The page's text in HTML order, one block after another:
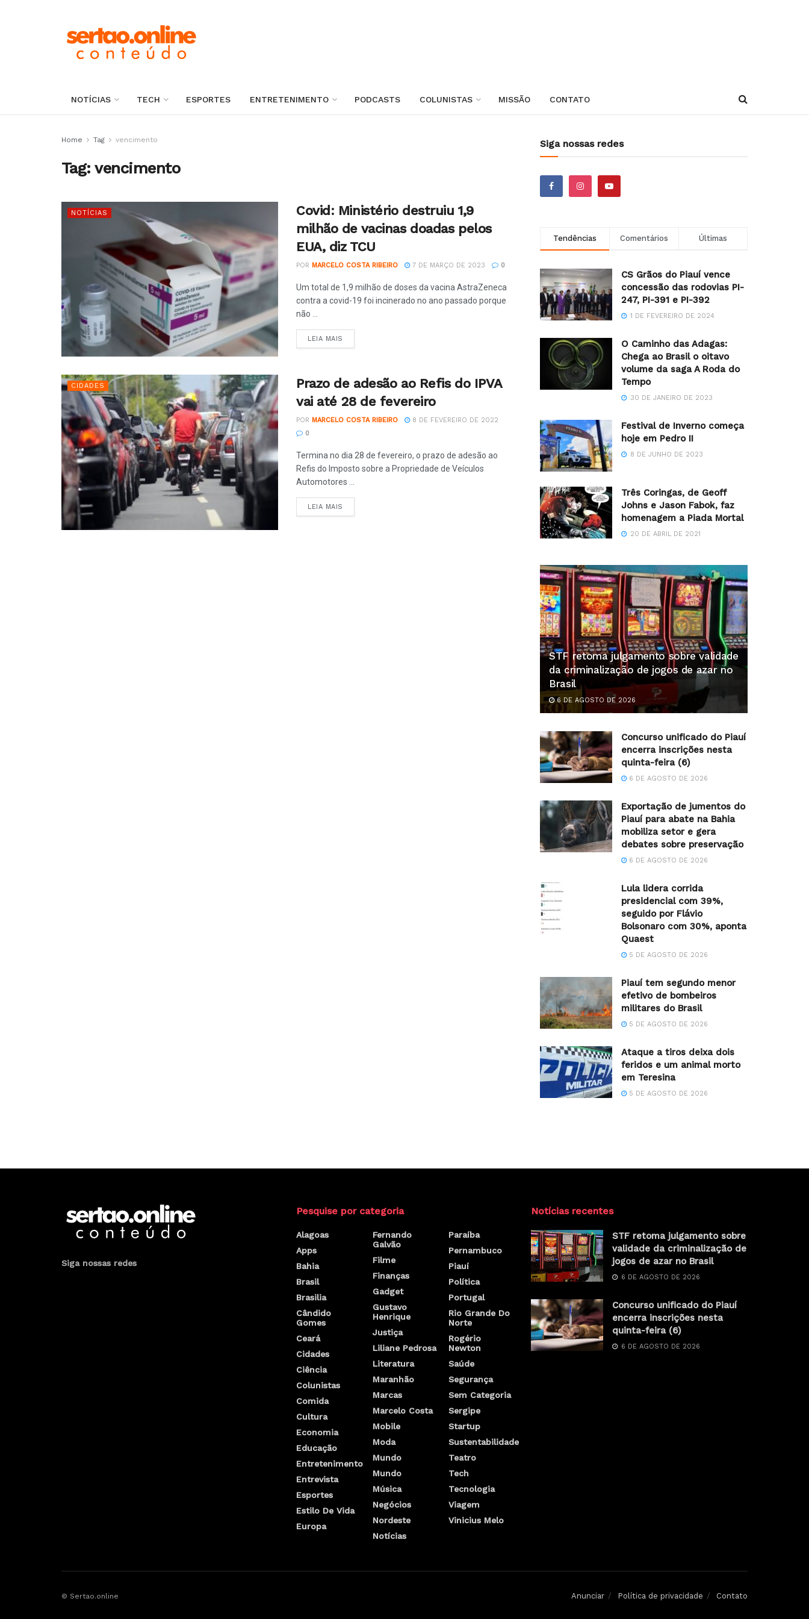
NOTÍCIAS TECH ESPORTES ENTRETENIMENTO PODCASTS COLUNISTAS MISSÃO CONTATO
Home Tag vencimento
Tag:vencimento
NOTÍCIAS
Covid: Ministério destruiu 1,9
milhão de vacinas doadas pelos
EUA, diz TCU
POR MARCELO COSTA RIBEIRO 7 DE MARÇO DE 2023 0
Um total de 1,9 milhão de doses da vacina AstraZeneca
contra a covid-19 foi incinerado no ano passado porque
não ...
LEIA MAIS
CIDADES
Prazo de adesão ao Refis do IPVA
vai até 28 de fevereiro
POR MARCELO COSTA RIBEIRO
8 DE FEVEREIRO DE 2022
0
Termina no dia 28 de fevereiro, o prazo de adesão ao
Refis do Imposto sobre a Propriedade de Veículos
Automotores ...
LEIA MAIS
Siga nossas redes
Tendências Comentários Últimas
CS Grãos do Piauí vence
concessão das rodovias PI-
247, PI-391 e PI-392
1 DE FEVEREIRO DE 2024
O Caminho das Adagas:
Chega ao Brasil o oitavo
volume da saga A Roda do
Tempo
30 DE JANEIRO DE 2023
Festival de Inverno começa
hoje em Pedro II
8 DE JUNHO DE 2023
Três Coringas, de Geoff
Johns e Jason Fabok, faz
homenagem a Piada Mortal
20 DE ABRIL DE 2021
STF retoma julgamento sobre validade
da criminalização de jogos de azar no
Brasil
6 DE AGOSTO DE 2026
Concurso unificado do Piauí
encerra inscrições nesta
quinta-feira (6)
6 DE AGOSTO DE 2026
Exportação de jumentos do
Piauí para abate na Bahia
mobiliza setor e gera
debates sobre preservação
6 DE AGOSTO DE 2026
Lula lidera corrida
presidencial com 39%,
seguido por Flávio
Bolsonaro com 30%, aponta
Quaest
5 DE AGOSTO DE 2026
Piauí tem segundo menor
efetivo de bombeiros
militares do Brasil
5 DE AGOSTO DE 2026
Ataque a tiros deixa dois
feridos e um animal morto
em Teresina
5 DE AGOSTO DE 2026
Siga nossas redes
Pesquise por categoria
Alagoas
Apps
Bahia
Brasil
Brasilia
Cândido
Gomes
Ceará
Cidades
Ciência
Colunistas
Comida
Cultura
Economia
Educação
Entretenimento
Entrevista
Esportes
Estilo De Vida
Europa
Fernando
Galvão
Filme
Finanças
Gadget
Gustavo
Henrique
Justiça
Liliane Pedrosa
Literatura
Maranhão
Marcas
Marcelo Costa
Mobile
Moda
Mundo
Mundo
Música
Negócios
Nordeste
Notícias
Paraíba
Pernambuco
Piauí
Política
Portugal
Rio Grande Do
Norte
Rogério
Newton
Saúde
Segurança
Sem Categoria
Sergipe
Startup
Sustentabilidade
Teatro
Tech
Tecnologia
Viagem
Vinicius Melo
Notícias recentes
STF retoma julgamento sobre
validade da criminalização de
jogos de azar no Brasil
6 DE AGOSTO DE 2026
Concurso unificado do Piauí
encerra inscrições nesta
quinta-feira (6)
6 DE AGOSTO DE 2026
Anunciar Política de privacidade Contato
© Sertao.online